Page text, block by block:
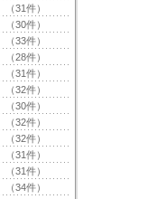
（31件）
（30件）
（33件）
（28件）
（31件）
（32件）
（30件）
（32件）
（32件）
（31件）
（31件）
（34件）